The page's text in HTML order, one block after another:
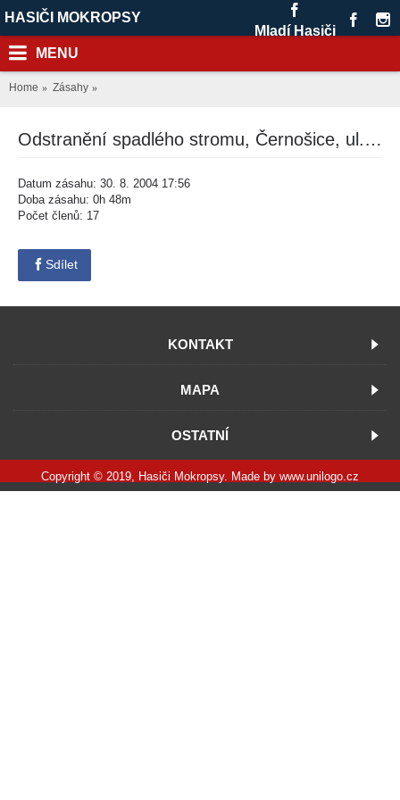
HASIČI MOKROPSY
Mladí Hasiči
MENU
Home Zásahy
Odstranění spadlého stromu, Černošice, ul. B. Němcové
Datum zásahu: 30. 8. 2004 17:56
Doba zásahu: 0h 48m
Počet členů: 17
Sdílet
KONTAKT
MAPA
OSTATNÍ
Copyright © 2019, Hasiči Mokropsy. Made by www.unilogo.cz